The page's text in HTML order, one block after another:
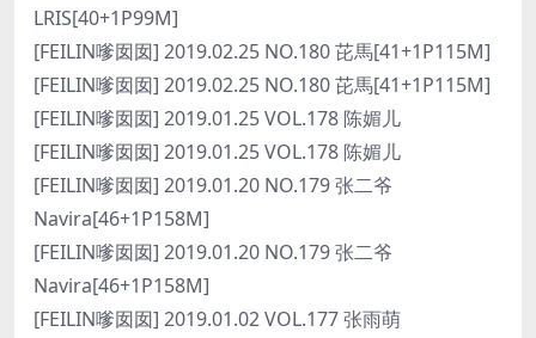
LRIS[40+1P99M]
[FEILIN嗲囡囡] 2019.02.25 NO.180 芘馬[41+1P115M]
[FEILIN嗲囡囡] 2019.02.25 NO.180 芘馬[41+1P115M]
[FEILIN嗲囡囡] 2019.01.25 VOL.178 陈媚儿
[FEILIN嗲囡囡] 2019.01.25 VOL.178 陈媚儿
[FEILIN嗲囡囡] 2019.01.20 NO.179 张二爷
Navira[46+1P158M]
[FEILIN嗲囡囡] 2019.01.20 NO.179 张二爷
Navira[46+1P158M]
[FEILIN嗲囡囡] 2019.01.02 VOL.177 张雨萌